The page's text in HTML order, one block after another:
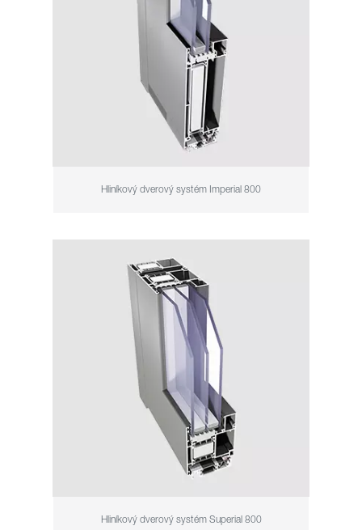
Hliníkový dverový systém Imperial 800
Hliníkový dverový systém Superial 800